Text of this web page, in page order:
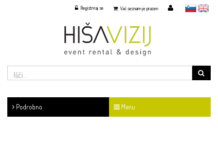
slovensko
English
Vaš seznam je prazen
Registriraj se
Podrobno Menu